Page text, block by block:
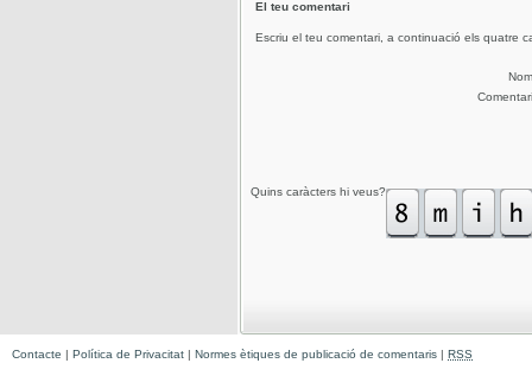
El teu comentari
Escriu el teu comentari, a continuació els quatre
Nom
Comentari
Quins caràcters hi veus?
Contacte | Política de Privacitat | Normes ètiques de publicació de comentaris | RSS